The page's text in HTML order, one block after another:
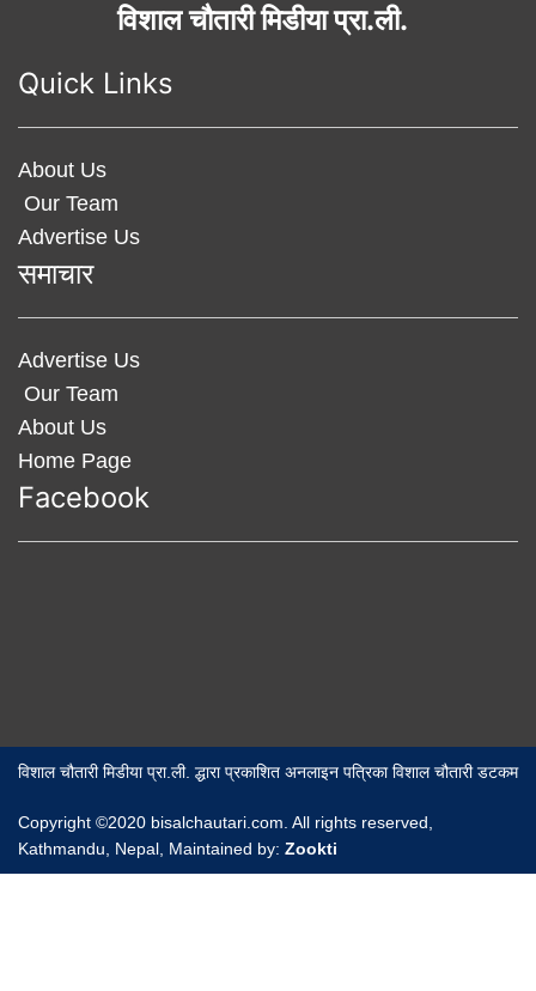
विशाल चौतारी मिडीया प्रा.ली.
Quick Links
About Us
Our Team
Advertise Us
समाचार
Advertise Us
Our Team
About Us
Home Page
Facebook
विशाल चौतारी मिडीया प्रा.ली. द्धारा प्रकाशित अनलाइन पत्रिका विशाल चौतारी डटकम
Copyright ©2020 bisalchautari.com. All rights reserved,
Kathmandu, Nepal, Maintained by: Zookti